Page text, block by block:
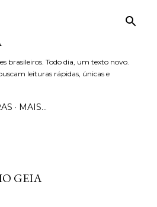
brasileiros. Todo dia, um texto novo.
leituras rápidas, únicas e
MAIS…
GEIA